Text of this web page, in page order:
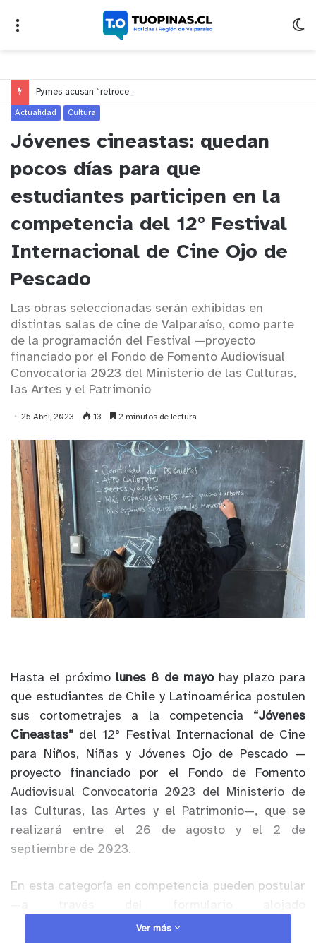
Actualidad Cultura
Jóvenes cineastas: quedan
pocos días para que
estudiantes participen en la
competencia del 12° Festival
Internacional de Cine Ojo de
Pescado
Las obras seleccionadas serán exhibidas en
distintas salas de cine de Valparaíso, como parte
de la programación del Festival —proyecto
financiado por el Fondo de Fomento Audiovisual
Convocatoria 2023 del Ministerio de las Culturas,
las Artes y el Patrimonio
25 Abril, 2023 13 2 minutos de lectura
Hasta el próximo lunes 8 de mayo hay plazo para
que estudiantes de Chile y Latinoamérica postulen
sus cortometrajes a la competencia “Jóvenes
Cineastas” del 12° Festival Internacional de Cine
para Niños, Niñas y Jóvenes Ojo de Pescado —
proyecto financiado por el Fondo de Fomento
Audiovisual Convocatoria 2023 del Ministerio de
las Culturas, las Artes y el Patrimonio—, que se
realizará entre el 26 de agosto y el 2 de
septiembre de 2023.
En esta categoría en competencia pueden postular
www.ojodepescado.cl—
ficción, animación o no ficción, hechos por niños,
Ver más